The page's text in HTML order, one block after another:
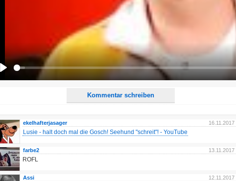
Kommentar schreiben
Alle HTML-Tags außer <br>, <strike> und <i> werden aus Deinem Kommentar entfernt.
URLs werden automatisch umgewandelt. Bitte verwende "www." oder "http://" in URLs
Ich möchte eine E-Mail, wenn zu meinem Kommentar Antworten erscheinen.
Ich möchte eine E-Mail, wenn auf dieser Seite weitere Kommentare erscheinen.
16.11.2017
ekelhafterjasager
Lusie - halt doch mal die Gosch! Seehund "schreit"! - YouTube
13.11.2017
farbe2
ROFL
12.11.2017
Assi